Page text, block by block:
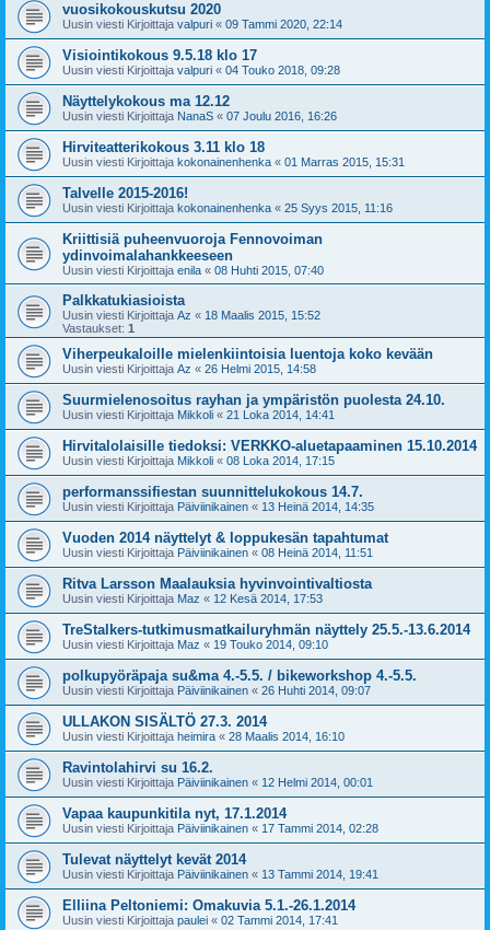
vuosikokouskutsu 2020
Uusin viesti Kirjoittaja valpuri « 09 Tammi 2020, 22:14
Visiointikokous 9.5.18 klo 17
Uusin viesti Kirjoittaja valpuri « 04 Touko 2018, 09:28
Näyttelykokous ma 12.12
Uusin viesti Kirjoittaja NanaS « 07 Joulu 2016, 16:26
Hirviteatterikokous 3.11 klo 18
Uusin viesti Kirjoittaja kokonainenhenka « 01 Marras 2015, 15:31
Talvelle 2015-2016!
Uusin viesti Kirjoittaja kokonainenhenka « 25 Syys 2015, 11:16
Kriittisiä puheenvuoroja Fennovoiman
ydinvoimalahankkeeseen
Uusin viesti Kirjoittaja enila « 08 Huhti 2015, 07:40
Palkkatukiasioista
Uusin viesti Kirjoittaja Az « 18 Maalis 2015, 15:52
Vastaukset: 1
Viherpeukaloille mielenkiintoisia luentoja koko kevään
Uusin viesti Kirjoittaja Az « 26 Helmi 2015, 14:58
Suurmielenosoitus rayhan ja ympäristön puolesta 24.10.
Uusin viesti Kirjoittaja Mikkoli « 21 Loka 2014, 14:41
Hirvitalolaisille tiedoksi: VERKKO-aluetapaaminen 15.10.2014
Uusin viesti Kirjoittaja Mikkoli « 08 Loka 2014, 17:15
performanssifiestan suunnittelukokous 14.7.
Uusin viesti Kirjoittaja Päiviinikainen « 13 Heinä 2014, 14:35
Vuoden 2014 näyttelyt & loppukesän tapahtumat
Uusin viesti Kirjoittaja Päiviinikainen « 08 Heinä 2014, 11:51
Ritva Larsson Maalauksia hyvinvointivaltiosta
Uusin viesti Kirjoittaja Maz « 12 Kesä 2014, 17:53
TreStalkers-tutkimusmatkailuryhmän näyttely 25.5.-13.6.2014
Uusin viesti Kirjoittaja Maz « 19 Touko 2014, 09:10
polkupyöräpaja su&ma 4.-5.5. / bikeworkshop 4.-5.5.
Uusin viesti Kirjoittaja Päiviinikainen « 26 Huhti 2014, 09:07
ULLAKON SISÄLTÖ 27.3. 2014
Uusin viesti Kirjoittaja heimira « 28 Maalis 2014, 16:10
Ravintolahirvi su 16.2.
Uusin viesti Kirjoittaja Päiviinikainen « 12 Helmi 2014, 00:01
Vapaa kaupunkitila nyt, 17.1.2014
Uusin viesti Kirjoittaja Päiviinikainen « 17 Tammi 2014, 02:28
Tulevat näyttelyt kevät 2014
Uusin viesti Kirjoittaja Päiviinikainen « 13 Tammi 2014, 19:41
Elliina Peltoniemi: Omakuvia 5.1.-26.1.2014
Uusin viesti Kirjoittaja paulei « 02 Tammi 2014, 17:41